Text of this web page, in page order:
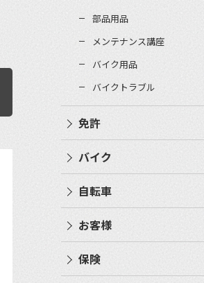
部品用品
メンテナンス講座
バイク用品
バイクトラブル
免許
バイク
自転車
お客様
保険